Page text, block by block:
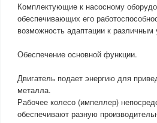
Комплектующие к насосному
обеспечивающих его
возможность адаптации к
Обеспечение основной функции.
Двигатель подает энергию для
металла.
Рабочее колесо (импеллер)
обеспечивают разную